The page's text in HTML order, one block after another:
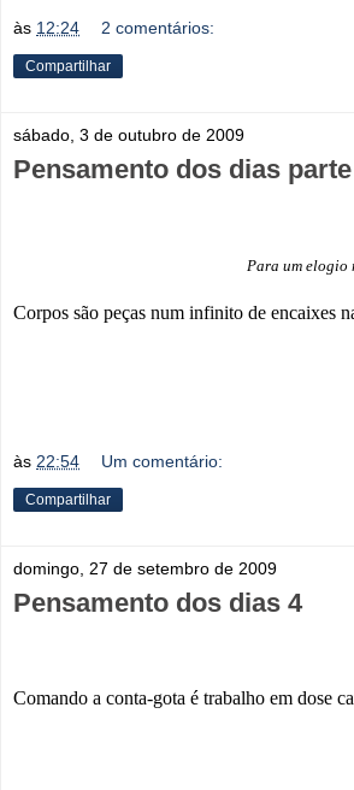
às 12:24 2 comentários:
Compartilhar
sábado, 3 de outubro de 2009
Pensamento dos dias
Para um elogio
Corpos são peças num infinito de encaixes
às 22:54 Um comentário:
Compartilhar
domingo, 27 de setembro de 2009
Pensamento dos dias 4
Comando a conta-gota é trabalho em dose